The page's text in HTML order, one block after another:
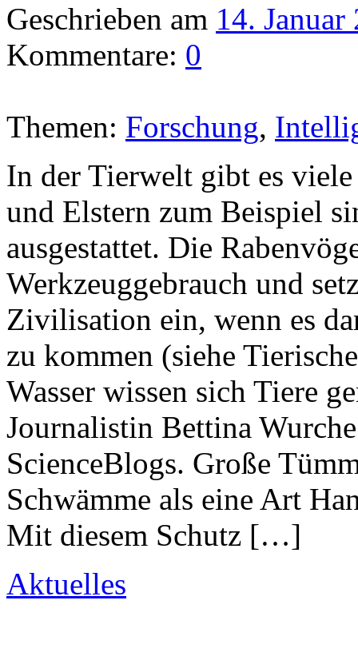
Geschrieben am 14. Januar
Kommentare: 0
Themen: Forschung,
In der Tierwelt gibt es
und Elstern zum Beispiel
ausgestattet. Die
Werkzeuggebrauch und
Zivilisation ein, wenn es
zu kommen (siehe
Wasser wissen sich Tiere
Journalistin Bettina
ScienceBlogs. Große
Schwämme als eine Art
Mit diesem Schutz […]
Aktuelles